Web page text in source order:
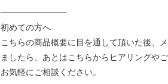
───────────
初めての方へ
こちらの商品概要に目を通して頂いた後、
ましたら、あとはこちらからヒアリングや
お気軽にご相談ください。